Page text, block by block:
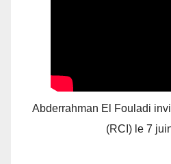
Abderrahman El Fouladi
(RCI) le 7